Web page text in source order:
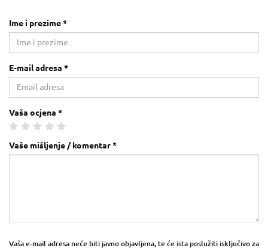
Ime i prezime *
E-mail adresa *
Vaša ocjena *
Vaše mišljenje / komentar *
Vaša e-mail adresa neće biti javno objavljena, te će ista poslužiti isključivo za